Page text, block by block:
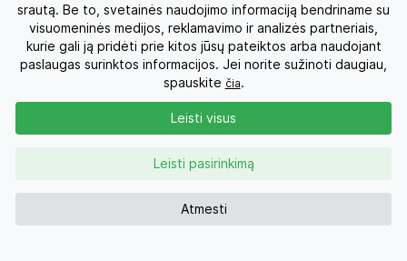
Kelionės po Lietuvą
Apie mus
Privatumo politika
Kontaktai
srautą. Be to, svetainės naudojimo informaciją bendriname su
visuomeninės medijos, reklamavimo ir analizės partneriais,
kurie gali ją pridėti prie kitos jūsų pateiktos arba naudojant
paslaugas surinktos informacijos. Jei norite sužinoti daugiau,
spauskite čia.
Atmesti
Leisti pasirinkimą
Leisti visus